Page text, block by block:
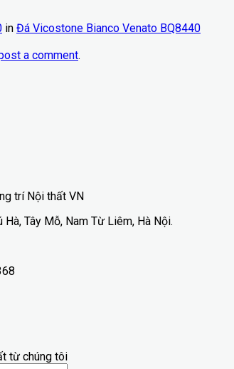
in Đá Vicostone Bianco Venato BQ8440
a comment.
trí Nội thất VN
Tây Mỗ, Nam Từ Liêm, Hà Nội.
từ chúng tôi